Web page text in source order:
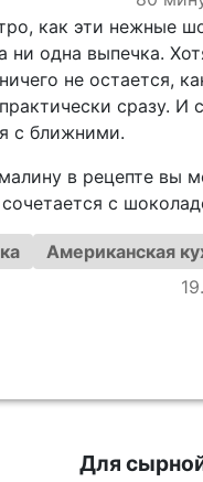
как эти нежные
ни одна выпечка.
не остается,
сразу.
с ближними.
в рецепте вы
с
Американская
Для